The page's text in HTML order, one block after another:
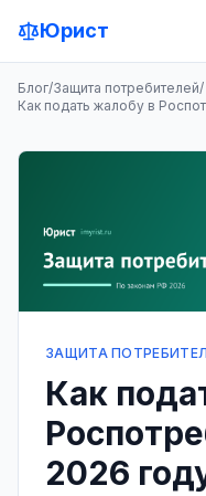
Юрист
Блог/Защита потребителей/
Как подать жалобу в
ЗАЩИТА
Как
2026